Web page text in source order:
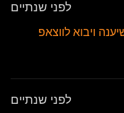
לפני שנתיים
ויבוא לווצאפ
לפני שנתיים